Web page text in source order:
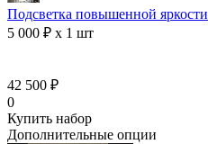
Подсветка повышенной яркости
5 000 ₽ x 1 шт
42 500 ₽
0
Купить набор
Дополнительные опции